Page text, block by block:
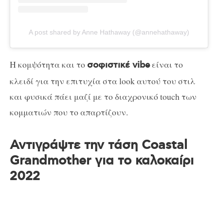
A post shared by Anne Hathaway (@annehathaway)
Η κομψότητα και το σοφιστικέ vibeείναι το
κλειδί για την επιτυχία στα look αυτού του στιλ
και φυσικά πάει μαζί με το διαχρονικό touch των
κομματιών που το απαρτίζουν.
Αντιγράψτε την τάση Coastal
Grandmother για το καλοκαίρι
2022